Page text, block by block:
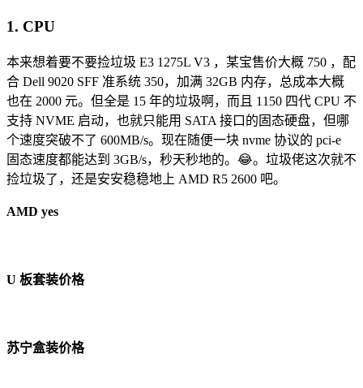
1. CPU
本来想着要不要捡垃圾 E3 1275L V3 ，某宝售价大概 750 ，配
合 Dell 9020 SFF 准系统 350，加满 32GB 内存，总成本大概
也在 2000 元。但全是 15 年的垃圾啊，而且 1150 四代 CPU 不
支持 NVME 启动，也就只能用 SATA 接口的固态硬盘，但哪
个速度突破不了 600MB/s。现在随便一块 nvme 协议的 pci-e
固态速度都能达到 3GB/s，秒天秒地的。😂。垃圾佬这次就不
捡垃圾了，还是安安稳稳地上 AMD R5 2600 吧。
AMD yes
U 板套装价格
苏宁盒装价格